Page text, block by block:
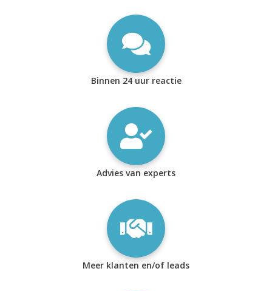
Binnen 24 uur reactie
Advies van experts
Meer klanten en/of leads